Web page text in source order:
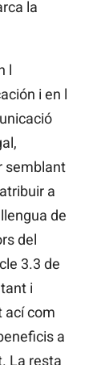
la
l
i en l
semblant
a
de
del
3.3 de
i
ací com
a
La resta